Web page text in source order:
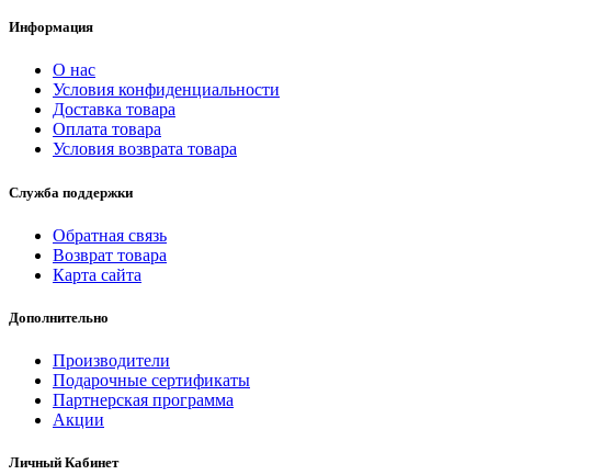
Информация
О нас
Условия конфиденциальности
Доставка товара
Оплата товара
Условия возврата товара
Служба поддержки
Обратная связь
Возврат товара
Карта сайта
Дополнительно
Производители
Подарочные сертификаты
Партнерская программа
Акции
Личный Кабинет